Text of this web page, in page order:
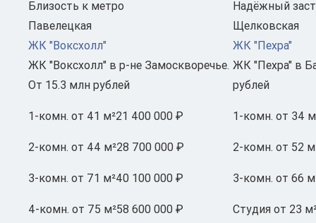
Близость к метро
Павелецкая
ЖК "Воксхолл"
ЖК "Воксхолл" в р-не Замоскворечье.
От 15.3 млн рублей
1-комн. от 41 м²21 400 000 ₽
2-комн. от 44 м²28 700 000 ₽
3-комн. от 71 м²40 100 000 ₽
4-комн. от 75 м²58 600 000 ₽
Надёжный
Щелковская
ЖК "Пехра"
ЖК "Пехра" в
рублей
1-комн. от 34
2-комн. от 52
3-комн. от 66
Студия от 23